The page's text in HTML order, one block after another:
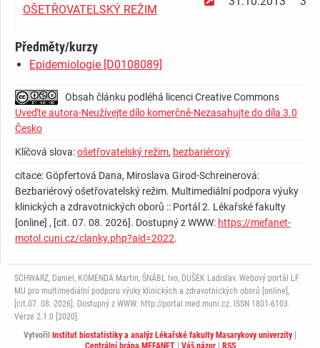
OŠETŘOVATELSKÝ REŽIM
Předměty/kurzy
Epidemiologie [D0108089]
Obsah článku podléhá licenci Creative Commons
Uveďte autora-Neužívejte dílo komerčně-Nezasahujte do díla 3.0
Česko
Klíčová slova:ošetřovatelský režim, bezbariérový
citace: Göpfertová Dana, Miroslava Girod-Schreinerová:
Bezbariérový ošetřovatelský režim. Multimediální podpora výuky
klinických a zdravotnických oborů :: Portál 2. Lékařské fakulty
[online] , [cit. 07. 08. 2026]. Dostupný z WWW: https://mefanet-
motol.cuni.cz/clanky.php?aid=2022.
SCHWARZ, Daniel, KOMENDA Martin, ŠNÁBL Ivo, DUŠEK Ladislav. Webový portál LF
MU pro multimediální podporu výuky klinických a zdravotnických oborů [online],
[cit.07. 08. 2026]. Dostupný z WWW: http://portal.med.muni.cz. ISSN 1801-6103.
Verze 2.1.0 [2020].
Vytvořil
Institut biostatistiky a analýz Lékařské fakulty Masarykovy univerzity|